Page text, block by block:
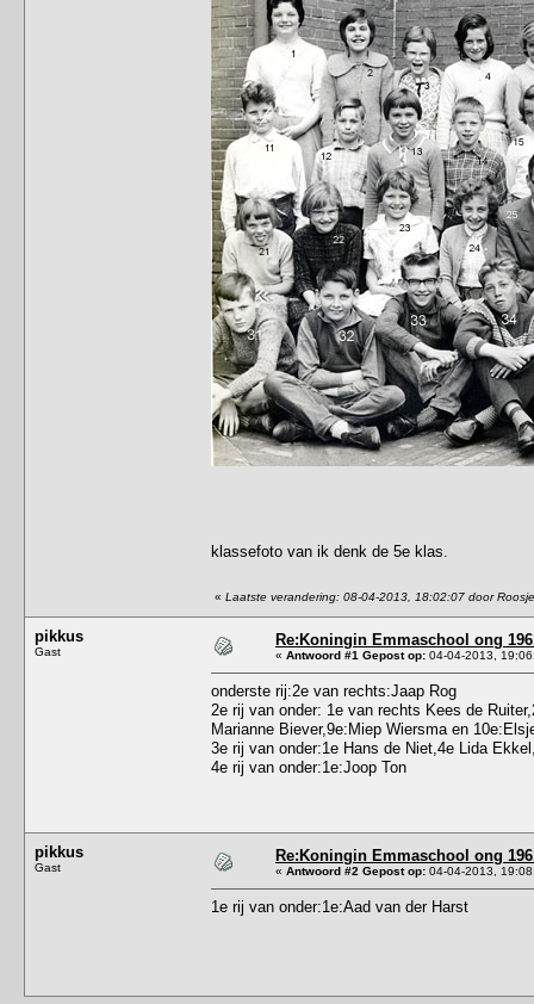
klassefoto van ik denk de 5e klas.
« Laatste verandering: 08-04-2013, 18:02:07 door Roosje
pikkus
Gast
Re:Koningin Emmaschool ong
« Antwoord #1 Gepost op: 04-04-2013,
onderste rij:2e van rechts:Jaap Rog
2e rij van onder: 1e van rechts Kees de
Marianne Biever,9e:Miep Wiersma en
3e rij van onder:1e Hans de Niet,4e Lida
4e rij van onder:1e:Joop Ton
pikkus
Gast
Re:Koningin Emmaschool ong
« Antwoord #2 Gepost op: 04-04-2013,
1e rij van onder:1e:Aad van der Harst